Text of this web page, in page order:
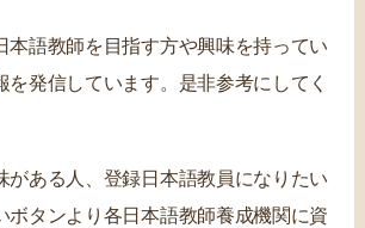
本語教師を目指す方や興味を持ってい
を発信しています。是非参考にしてく
がある人、登録日本語教員になりたい
ボタンより各日本語教師養成機関に資